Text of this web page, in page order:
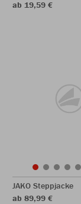
ab 19,59 €
JAKO Steppjacke
ab 89,99 €